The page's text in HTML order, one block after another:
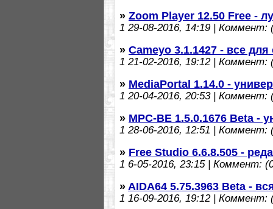
» Zoom Player 12.50 Free -
1 29-08-2016, 14:19 | Коммент:
» Cameyo 3.1.1427 - все
1 21-02-2016, 19:12 | Коммент:
» MediaPortal 1.14.0 -
1 20-04-2016, 20:53 | Коммент:
» MPC-BE 1.5.0.1676 Beta -
1 28-06-2016, 12:51 | Коммент:
» Free Studio 6.6.8.505 -
1 6-05-2016, 23:15 | Коммент:
» AIDA64 5.75.3963 Beta -
1 16-09-2016, 19:12 | Коммент: